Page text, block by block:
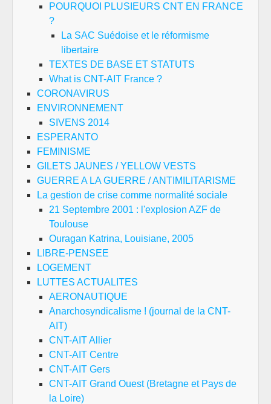
POURQUOI PLUSIEURS CNT EN FRANCE
?
La SAC Suédoise et le réformisme
libertaire
TEXTES DE BASE ET STATUTS
What is CNT-AIT France ?
CORONAVIRUS
ENVIRONNEMENT
SIVENS 2014
ESPERANTO
FEMINISME
GILETS JAUNES / YELLOW VESTS
GUERRE A LA GUERRE / ANTIMILITARISME
La gestion de crise comme normalité sociale
21 Septembre 2001 : l'explosion AZF de
Toulouse
Ouragan Katrina, Louisiane, 2005
LIBRE-PENSEE
LOGEMENT
LUTTES ACTUALITES
AERONAUTIQUE
Anarchosyndicalisme ! (journal de la CNT-
AIT)
CNT-AIT Allier
CNT-AIT Centre
CNT-AIT Gers
CNT-AIT Grand Ouest (Bretagne et Pays de
la Loire)